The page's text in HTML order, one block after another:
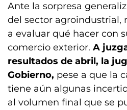
Ante la sorpresa
del sector agroindustrial,
a evaluar qué hacer con
comercio exterior. A
resultados de abril, la
Gobierno, pese a que la
tiene aún algunas
al volumen final que se